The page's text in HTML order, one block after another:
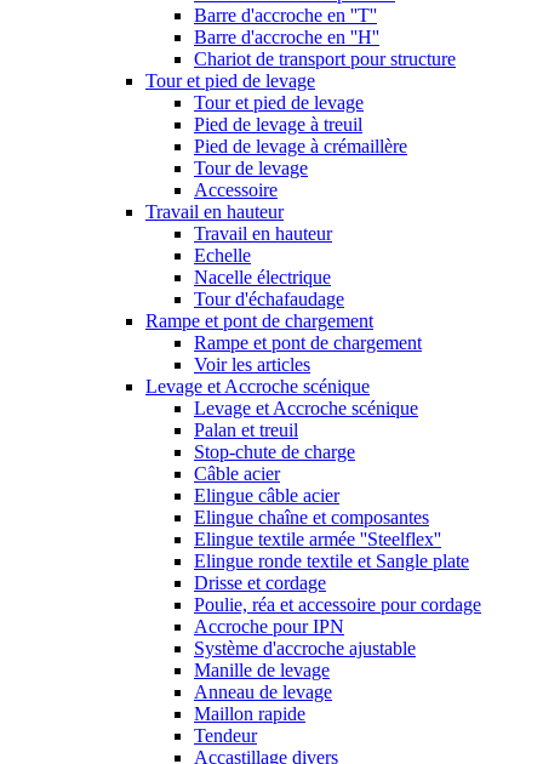
Barre d'accroche en ''T''
Barre d'accroche en ''H''
Chariot de transport pour structure
Tour et pied de levage
Tour et pied de levage
Pied de levage à treuil
Pied de levage à crémaillère
Tour de levage
Accessoire
Travail en hauteur
Travail en hauteur
Echelle
Nacelle électrique
Tour d'échafaudage
Rampe et pont de chargement
Rampe et pont de chargement
Voir les articles
Levage et Accroche scénique
Levage et Accroche scénique
Palan et treuil
Stop-chute de charge
Câble acier
Elingue câble acier
Elingue chaîne et composantes
Elingue textile armée ''Steelflex''
Elingue ronde textile et Sangle plate
Drisse et cordage
Poulie, réa et accessoire pour cordage
Accroche pour IPN
Système d'accroche ajustable
Manille de levage
Anneau de levage
Maillon rapide
Tendeur
Accastillage divers